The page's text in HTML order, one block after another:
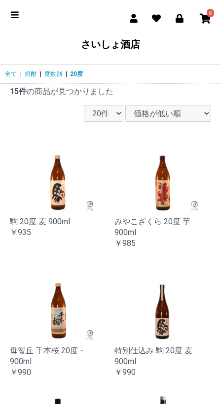
0
さいしょ酒店
全て 焼酎 度数別 20度
15件の商品が見つかりました
駒 20度 麦 900ml
￥935
みやこざくら 20度 芋
900ml
￥985
母智丘 千本桜 20度・
900ml
￥990
特別仕込み 駒 20度 麦
900ml
￥990